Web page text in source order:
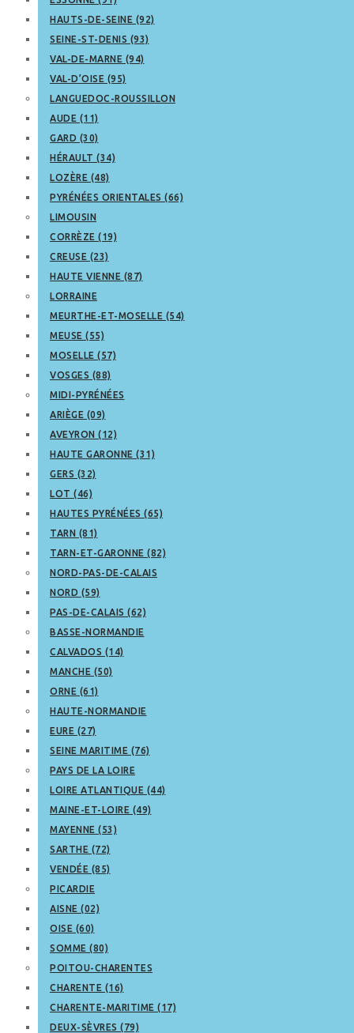
HAUTS-DE-SEINE (92)
SEINE-ST-DENIS (93)
VAL-DE-MARNE (94)
VAL-D’OISE (95)
LANGUEDOC-ROUSSILLON
AUDE (11)
GARD (30)
HÉRAULT (34)
LOZÈRE (48)
PYRÉNÉES ORIENTALES (66)
LIMOUSIN
CORRÈZE (19)
CREUSE (23)
HAUTE VIENNE (87)
LORRAINE
MEURTHE-ET-MOSELLE (54)
MEUSE (55)
MOSELLE (57)
VOSGES (88)
MIDI-PYRÉNÉES
ARIÈGE (09)
AVEYRON (12)
HAUTE GARONNE (31)
GERS (32)
LOT (46)
HAUTES PYRÉNÉES (65)
TARN (81)
TARN-ET-GARONNE (82)
NORD-PAS-DE-CALAIS
NORD (59)
PAS-DE-CALAIS (62)
BASSE-NORMANDIE
CALVADOS (14)
MANCHE (50)
ORNE (61)
HAUTE-NORMANDIE
EURE (27)
SEINE MARITIME (76)
PAYS DE LA LOIRE
LOIRE ATLANTIQUE (44)
MAINE-ET-LOIRE (49)
MAYENNE (53)
SARTHE (72)
VENDÉE (85)
PICARDIE
AISNE (02)
OISE (60)
SOMME (80)
POITOU-CHARENTES
CHARENTE (16)
CHARENTE-MARITIME (17)
DEUX-SÈVRES (79)